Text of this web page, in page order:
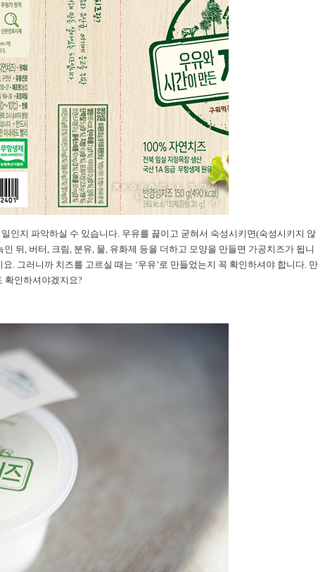
인지 파악하실 수 있습니다. 우유를 끓이고 굳혀서 숙성시키면(숙성시키지 않
뒤, 버터, 크림, 분유, 물, 유화제 등을 더하고 모양을 만들면 가공치즈가 됩니
. 그러니까 치즈를 고르실 때는 ‘우유’로 만들었는지 꼭 확인하셔야 합니다. 만
확인하셔야겠지요?